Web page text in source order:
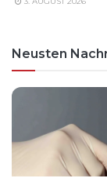
Neusten